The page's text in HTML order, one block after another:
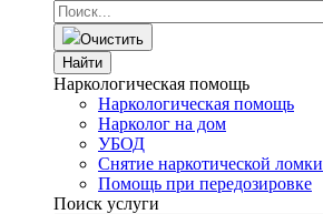
Очистить
Найти
Наркологическая помощь
Наркологическая помощь
Нарколог на дом
УБОД
Снятие наркотической ломки
Помощь при передозировке
Поиск услуги